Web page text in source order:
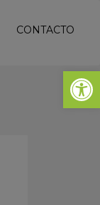
Abrir
CONTACTO